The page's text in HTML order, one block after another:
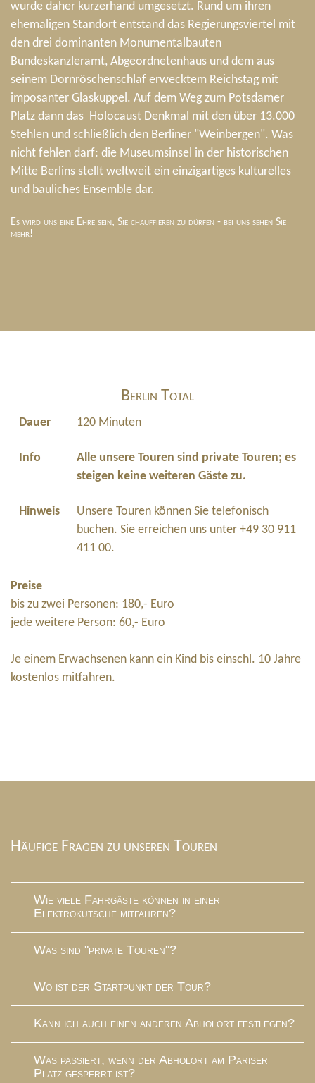
wurde daher kurzerhand umgesetzt. Rund um ihren
ehemaligen Standort entstand das Regierungsviertel mit
den drei dominanten Monumentalbauten
Bundeskanzleramt, Abgeordnetenhaus und dem aus
seinem Dornröschenschlaf erwecktem Reichstag mit
imposanter Glaskuppel. Auf dem Weg zum Potsdamer
Platz dann das Holocaust Denkmal mit den über 13.000
Stehlen und schließlich den Berliner "Weinbergen". Was
nicht fehlen darf: die Museumsinsel in der historischen
Mitte Berlins stellt weltweit ein einzigartiges kulturelles
und bauliches Ensemble dar.
Es wird uns eine Ehre sein, Sie chauffieren zu dürfen - bei uns sehen Sie
mehr!
Berlin Total
Dauer 120 Minuten
Info
Alle unsere Touren sind private Touren; es
steigen keine weiteren Gäste zu.
Hinweis
Unsere Touren können Sie telefonisch
buchen. Sie erreichen uns unter +49 30 911
411 00.
Preise
bis zu zwei Personen: 180,- Euro
jede weitere Person: 60,- Euro
Je einem Erwachsenen kann ein Kind bis einschl. 10 Jahre
kostenlos mitfahren.
Häufige Fragen zu unseren Touren
Wie viele Fahrgäste können in einer
Elektrokutsche mitfahren?
Was sind "private Touren"?
Wo ist der Startpunkt der Tour?
Kann ich auch einen anderen Abholort festlegen?
Was passiert, wenn der Abholort am Pariser
Platz gesperrt ist?